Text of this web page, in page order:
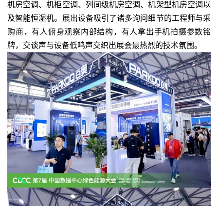
机房空调、机柜空调、列间级机房空调、机架型机房空调以
及智能恒湿机。展出设备吸引了诸多询问细节的工程师与采
购商，有人俯身观察内部结构，有人拿出手机拍摄参数铭
牌，交谈声与设备低鸣声交织出展会最热烈的技术氛围。